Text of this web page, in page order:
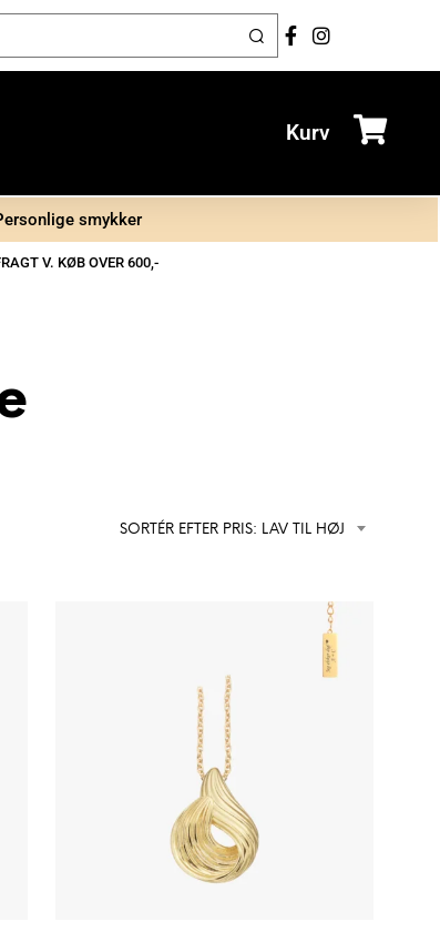
Kurv
smykker
V. KØB OVER 600,-
SORTÉR EFTER PRIS: LAV TIL HØJ